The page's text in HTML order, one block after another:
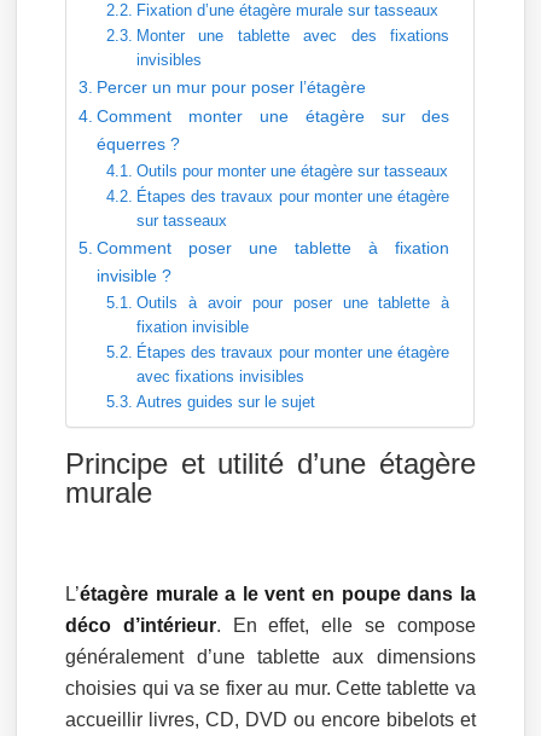
Fixation d’une étagère murale sur tasseaux
Monter une tablette avec des fixations
invisibles
Percer un mur pour poser l’étagère
Comment monter une étagère sur des
équerres ?
Outils pour monter une étagère sur tasseaux
Étapes des travaux pour monter une étagère
sur tasseaux
Comment poser une tablette à fixation
invisible ?
Outils à avoir pour poser une tablette à
fixation invisible
Étapes des travaux pour monter une étagère
avec fixations invisibles
Autres guides sur le sujet
Principe et utilité d’une étagère
murale
L’étagère murale a le vent en poupe dans la
déco d’intérieur. En effet, elle se compose
généralement d’une tablette aux dimensions
choisies qui va se fixer au mur. Cette tablette va
accueillir livres, CD, DVD ou encore bibelots et